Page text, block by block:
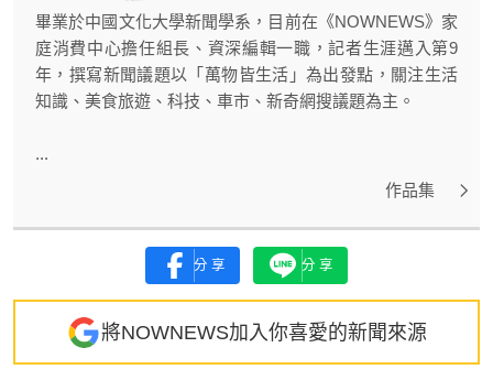
畢業於中國文化大學新聞學系，目前在《NOWNEWS》家
庭消費中心擔任組長、資深編輯一職，記者生涯邁入第9
年，撰寫新聞議題以「萬物皆生活」為出發點，關注生活
知識、美食旅遊、科技、車市、新奇網搜議題為主。
...
作品集
分享 分享
將NOWNEWS加入你喜愛的新聞來源